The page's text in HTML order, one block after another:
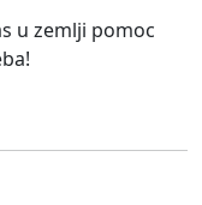
u zemlji pomoc